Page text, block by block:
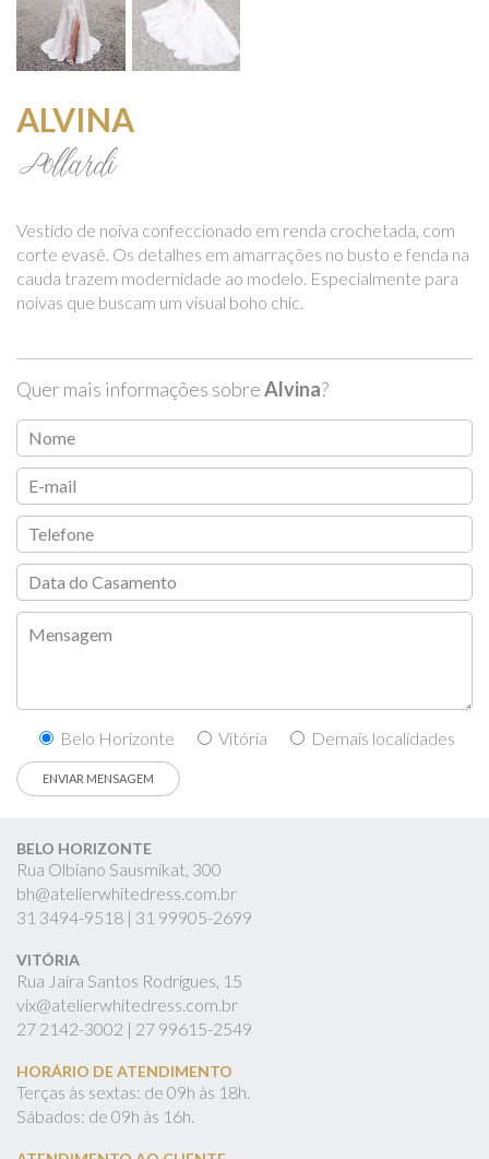
ALVINA
Pollardi
Vestido de noiva confeccionado em renda crochetada, com
corte evasê. Os detalhes em amarrações no busto e fenda na
cauda trazem modernidade ao modelo. Especialmente para
noivas que buscam um visual boho chic.
Quer mais informações sobreAlvina?
Belo Horizonte Vitória Demais localidades
BELO HORIZONTE
Rua Olbiano Sausmikat, 300
bh@atelierwhitedress.com.br
31 3494-9518 | 31 99905-2699
VITÓRIA
Rua Jaíra Santos Rodrigues, 15
vix@atelierwhitedress.com.br
27 2142-3002 | 27 99615-2549
HORÁRIO DE ATENDIMENTO
Terças às sextas: de 09h às 18h.
Sábados: de 09h às 16h.